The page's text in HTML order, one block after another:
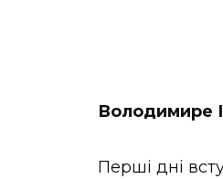
Володимире
Перші дні